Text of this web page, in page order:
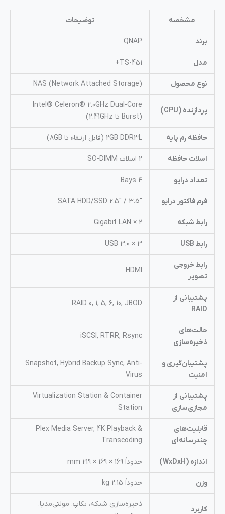
مشخصه توضیحات
برند QNAP
مدل TS-451+
نوع محصول NAS (Network Attached Storage)
پردازنده (CPU)
Intel® Celeron® 2.0GHz Dual-Core
(Burst تا 2.41GHz)
حافظه رم پایه 2GB DDR3L (قابل ارتقاء تا 8GB)
اسلات حافظه 2 اسلات SO-DIMM
تعداد درایو 4 Bays
فرم فاکتور درایو 3.5″ / 2.5″ SATA HDD/SSD
رابط شبکه 2 × Gigabit LAN
رابط USB 3 × USB 3.0
رابط خروجی
تصویر
HDMI
پشتیبانی از
RAID
RAID 0, 1, 5, 6, 10, JBOD
حالت‌های
ذخیره‌سازی
iSCSI, RTRR, Rsync
پشتیبان‌گیری و
امنیت
Snapshot, Hybrid Backup Sync, Anti-
Virus
پشتیبانی از
مجازی‌سازی
Virtualization Station & Container
Station
قابلیت‌های
چندرسانه‌ای
Plex Media Server, 4K Playback &
Transcoding
اندازه (WxDxH) حدوداً 169 × 169 × 219 mm
وزن حدوداً 2.15 kg
کاربرد
ذخیره‌سازی شبکه، بکاپ، مولتی‌مدیا،